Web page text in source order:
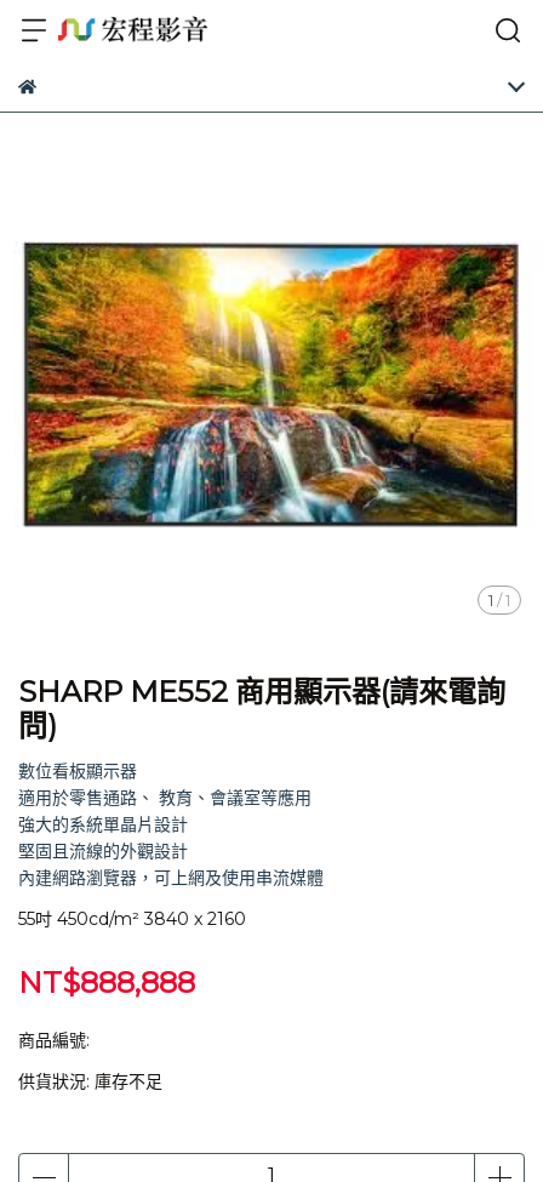
1 /1
SHARP ME552 商用顯示器(請來電詢
問)
數位看板顯示器
適用於零售通路、 教育、會議室等應用
強大的系統單晶片設計
堅固且流線的外觀設計
內建網路瀏覽器，可上網及使用串流媒體
55吋 450cd/m² 3840 x 2160
NT$888,888
商品編號:
供貨狀況: 庫存不足